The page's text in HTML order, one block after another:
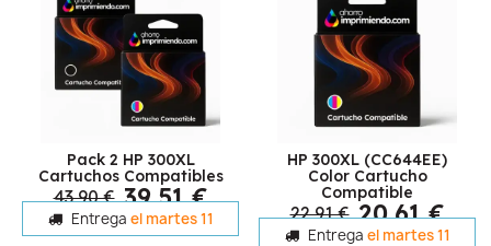
Pack 2 HP 300XL
Cartuchos Compatibles
43,90 € 39,51 €
Entrega el martes 11
HP 300XL (CC644EE)
Color Cartucho
Compatible
22,91 € 20,61 €
Entrega el martes 11